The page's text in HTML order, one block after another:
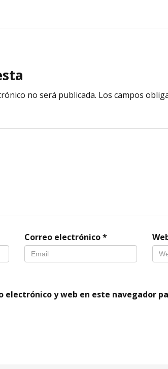
no será publicada. Los campos
Correo electrónico*
electrónico y web en este navegador